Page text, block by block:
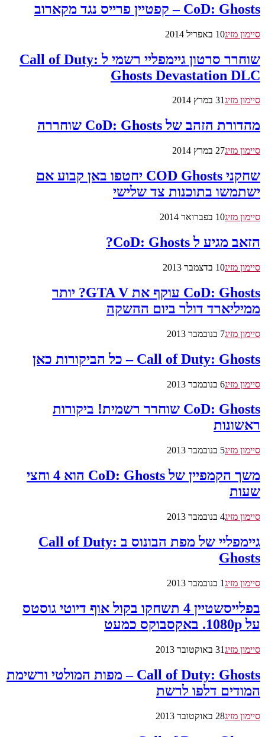
CoD: Ghosts – קפטיין פרייס נגד מקארוב
סיימון מזיג10 באפריל 2014
שוחרר סרטון גיימפליי רשמי ל Call of Duty:
Ghosts Devastation DLC
סיימון מזיג31 במרץ 2014
מהדורת הזהב של CoD: Ghosts שוחררה
סיימון מזיג27 במרץ 2014
שחקני COD Ghosts יחטפו באן קבוע אם
ישתמשו בתוכנות צד שלישי
סיימון מזיג10 בפברואר 2014
הזאב מגיע ל CoD: Ghosts?
סיימון מזיג10 בדצמבר 2013
CoD: Ghosts עוקף את GTA V? יותר
ממיליארד דולר ביום ההשקה
סיימון מזיג7 בנובמבר 2013
Call of Duty: Ghosts – כל הביקורות כאן
סיימון מזיג6 בנובמבר 2013
CoD: Ghosts שוחרר רשמית! ביקורות
ראשונות
סיימון מזיג5 בנובמבר 2013
משך הקמפיין של CoD: Ghosts הוא 4 וחצי
שעות
סיימון מזיג4 בנובמבר 2013
גיימפליי של מפת הבונוס ב Call of Duty:
Ghosts
סיימון מזיג1 בנובמבר 2013
בפלייסשטיין 4 תשחקו בקול אוף דיוטי גוסטס
על 1080p. באקסבוקס כמעט
סיימון מזיג31 באוקטובר 2013
Call of Duty: Ghosts – מפות המולטי ורשימת
המודים דלפו לרשת
סיימון מזיג28 באוקטובר 2013